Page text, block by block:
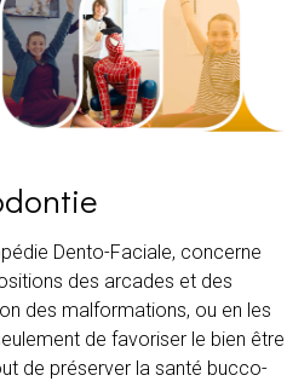
Dento-Faciale, concerne
des arcades et des
des malformations, ou en les
de favoriser le bien être
de préserver la santé bucco-